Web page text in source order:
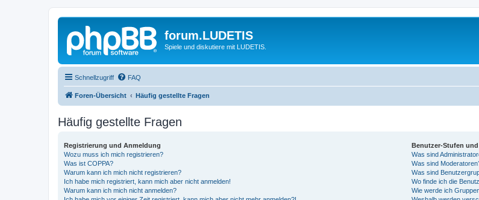
forum.LUDETIS
Spiele und diskutiere mit LUDETIS.
Schnellzugriff FAQ
Foren-Übersicht Häufig gestellte Fragen
Häufig gestellte Fragen
Registrierung und Anmeldung
Wozu muss ich mich registrieren?
Was ist COPPA?
Warum kann ich mich nicht registrieren?
Ich habe mich registriert, kann mich aber nicht anmelden!
Warum kann ich mich nicht anmelden?
Benutzer-Stufen
Was sind
Was sind
Was sind
Wo finde ich die
Wie werde ich